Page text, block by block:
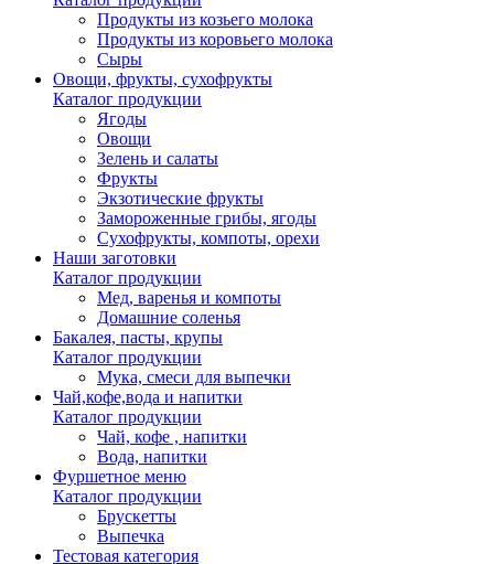
Продукты из козьего молока
Продукты из коровьего молока
Сыры
Овощи, фрукты, сухофрукты
Каталог продукции
Ягоды
Овощи
Зелень и салаты
Фрукты
Экзотические фрукты
Замороженные грибы, ягоды
Сухофрукты, компоты, орехи
Наши заготовки
Каталог продукции
Мед, варенья и компоты
Домашние соленья
Бакалея, пасты, крупы
Каталог продукции
Мука, смеси для выпечки
Чай,кофе,вода и напитки
Каталог продукции
Чай, кофе , напитки
Вода, напитки
Фуршетное меню
Каталог продукции
Брускетты
Выпечка
Тестовая категория